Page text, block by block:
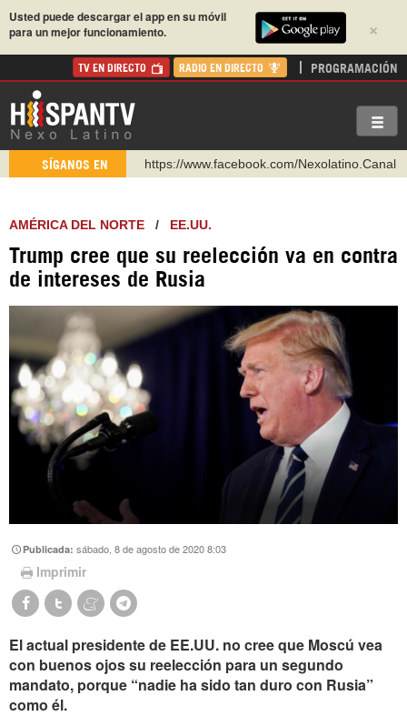
×
Usted puede descargar el app en su móvil
para un mejor funcionamiento.
TV EN DIRECTO RADIO EN DIRECTO PROGRAMACIÓN
SÍGANOS EN
https://www.facebook.com/Nexolatino.Canal
http://twitter.com/nexo_latino
https://t.me/hispantvcanal
https://urmedium.com/c/hispantv
Instagram como: hispan_tv
AMÉRICA DEL NORTE / EE.UU.
Trump cree que su reelección va en contra
de intereses de Rusia
Publicada:sábado, 8 de agosto de 2020 8:03
Imprimir
El actual presidente de EE.UU. no cree que Moscú vea
con buenos ojos su reelección para un segundo
mandato, porque “nadie ha sido tan duro con Rusia”
como él.